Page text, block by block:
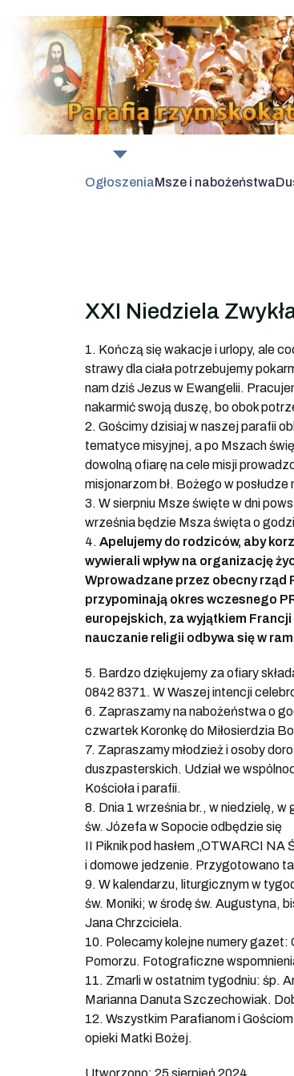
OgłoszeniaMsze i nabożeństwa
XXI Niedziela
1. Kończą się wakacje i urlopy, ale
strawy dla ciała potrzebujemy
nam dziś Jezus w Ewangelii.
nakarmić swoją duszę, bo obok
2. Gościmy dzisiaj w naszej parafii
tematyce misyjnej, a po Mszach
dowolną ofiarę na cele misji
misjonarzom bł. Bożego w posłudze
3. W sierpniu Msze święte w dni
września będzie Msza święta o
4. Apelujemy do rodziców, aby
wywierali wpływ na organizację
Wprowadzane przez obecny rząd
przypominają okres wczesnego
europejskich, za wyjątkiem Francji
nauczanie religii odbywa się w
5. Bardzo dziękujemy za ofiary
0842 8371. W Waszej intencji
6. Zapraszamy na nabożeństwa o
czwartek Koronkę do Miłosierdzia
7. Zapraszamy młodzież i osoby
duszpasterskich. Udział we
Kościoła i parafii.
8. Dnia 1 września br., w niedzielę,
św. Józefa w Sopocie odbędzie się
II Piknik pod hasłem „OTWARCI
i domowe jedzenie. Przygotowano
9. W kalendarzu, liturgicznym w
św. Moniki; w środę św. Augustyna,
Jana Chrzciciela.
10. Polecamy kolejne numery gazet:
Pomorzu. Fotograficzne
11. Zmarli w ostatnim tygodniu: śp.
Marianna Danuta Szczechowiak.
12. Wszystkim Parafianom i
opieki Matki Bożej.